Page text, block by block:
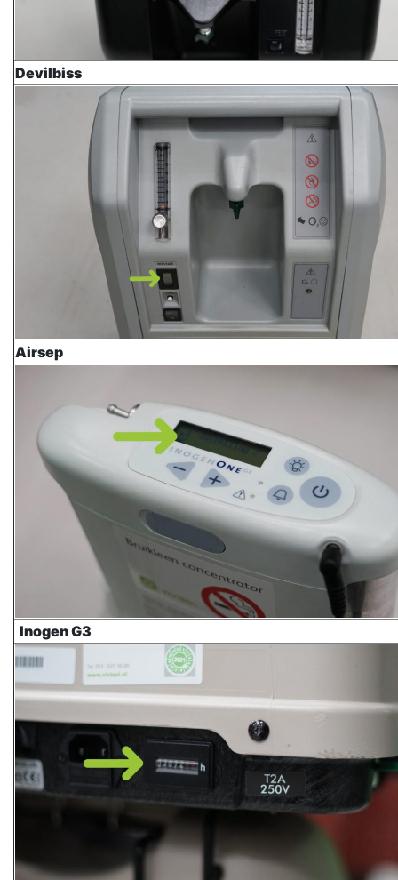
Devilbiss
Airsep
Inogen G3